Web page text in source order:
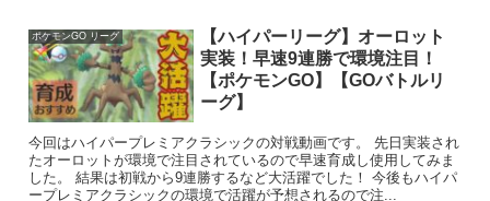
ポケモンGO リーグ
【ハイパーリーグ】オーロット
実装！早速9連勝で環境注目！
【ポケモンGO】【GOバトルリ
ーグ】
今回はハイパープレミアクラシックの対戦動画です。 先日実装され
たオーロットが環境で注目されているので早速育成し使用してみま
した。 結果は初戦から9連勝するなど大活躍でした！ 今後もハイパ
ープレミアクラシックの環境で活躍が予想されるので注...